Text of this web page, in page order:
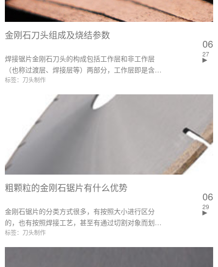
金刚石刀头组成及烧结参数
焊接锯片金刚石刀头的构成包括工作层和非工作层
（也称过渡层、焊接层等）两部分，工作层即是含金
刚石的部分，非工作层（也称过渡层、焊接层等）作
标签：刀头制作
06
27
粗颗粒的金刚石锯片有什么优势
金刚石锯片的分类方式很多，有按照大小进行区分
的，也有按照焊接工艺，甚至有通过切割对象而划分
的，但是还有一种区分的方式是按照金刚石颗粒的大
小进行划分的。
标签：刀头制作
06
29